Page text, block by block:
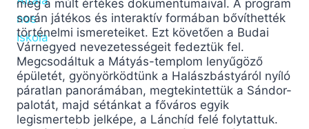
meg a múlt értékes dokumentumaival. A program
során játékos és interaktív formában bővíthették
történelmi ismereteiket. Ezt követően a Budai
Várnegyed nevezetességeit fedeztük fel.
Megcsodáltuk a Mátyás-templom lenyűgöző
épületét, gyönyörködtünk a Halászbástyáról nyíló
páratlan panorámában, megtekintettük a Sándor-
palotát, majd sétánkat a főváros egyik
legismertebb jelképe, a Lánchíd felé folytattuk.